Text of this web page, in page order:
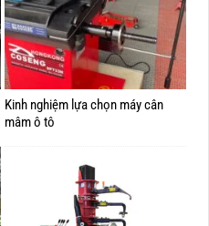
Kinh nghiệm lựa chọn máy cân
mâm ô tô